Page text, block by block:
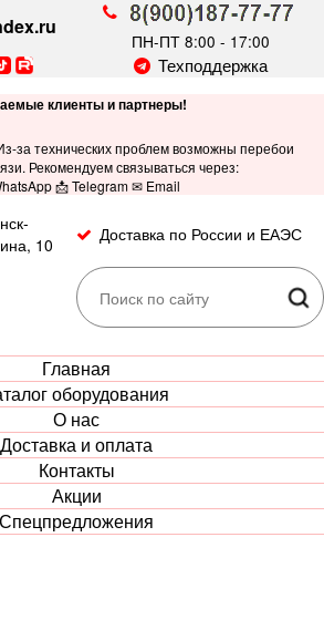
ПН-ПТ 8:00 - 17:00
Техподдержка
клиенты и партнеры!
за технических проблем возможны перебои
Рекомендуем связываться через:
📩 Telegram ✉ Email
10
Доставка по России и ЕАЭС
Главная
оборудования
О нас
Доставка и оплата
Контакты
Акции
Спецпредложения